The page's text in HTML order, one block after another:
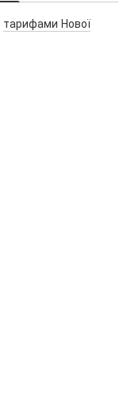
тарифами Нової